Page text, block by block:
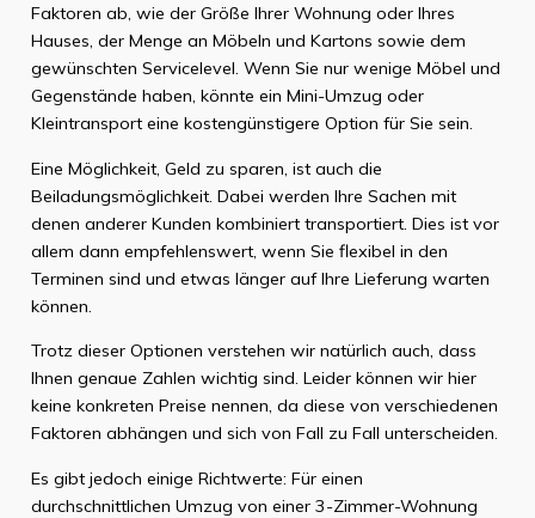
Faktoren ab, wie der Größe Ihrer Wohnung oder Ihres
Hauses, der Menge an Möbeln und Kartons sowie dem
gewünschten Servicelevel. Wenn Sie nur wenige Möbel und
Gegenstände haben, könnte ein Mini-Umzug oder
Kleintransport eine kostengünstigere Option für Sie sein.
Eine Möglichkeit, Geld zu sparen, ist auch die
Beiladungsmöglichkeit. Dabei werden Ihre Sachen mit
denen anderer Kunden kombiniert transportiert. Dies ist vor
allem dann empfehlenswert, wenn Sie flexibel in den
Terminen sind und etwas länger auf Ihre Lieferung warten
können.
Trotz dieser Optionen verstehen wir natürlich auch, dass
Ihnen genaue Zahlen wichtig sind. Leider können wir hier
keine konkreten Preise nennen, da diese von verschiedenen
Faktoren abhängen und sich von Fall zu Fall unterscheiden.
Es gibt jedoch einige Richtwerte: Für einen
durchschnittlichen Umzug von einer 3-Zimmer-Wohnung